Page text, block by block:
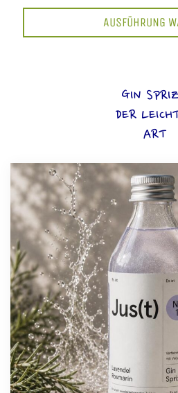
AUSFÜHRUNG
GIN
DER
ART